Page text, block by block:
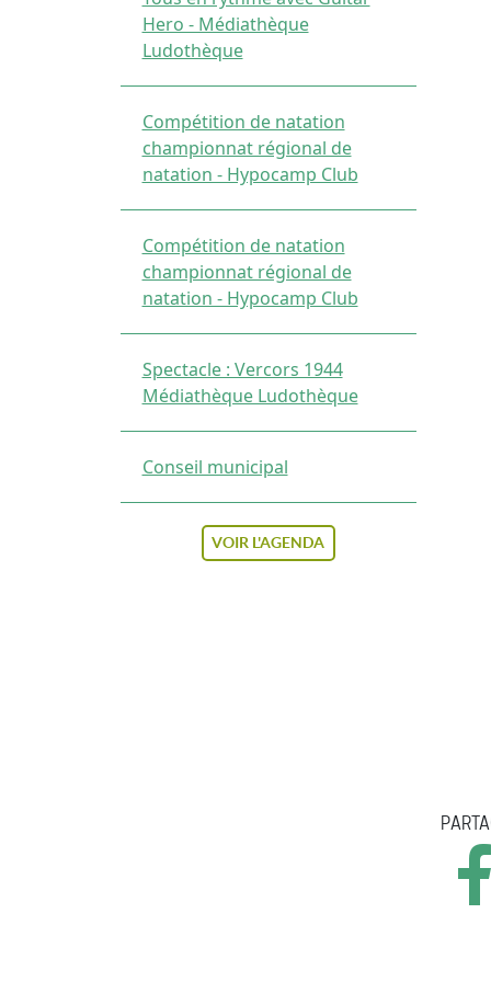
Hero - Médiathèque
Ludothèque
Compétition de natation
championnat régional de
natation - Hypocamp Club
Compétition de natation
championnat régional de
natation - Hypocamp Club
Spectacle : Vercors 1944
Médiathèque Ludothèque
Conseil municipal
VOIR L'AGENDA